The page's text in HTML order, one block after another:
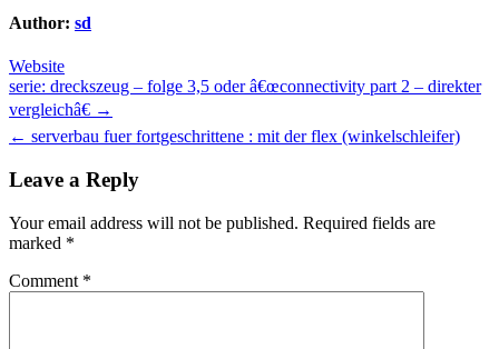
Author: sd
Website
Post
navigation
serie: dreckszeug – folge 3,5 oder â€œconnectivity part 2 – direkter
vergleichâ€ →
← serverbau fuer fortgeschrittene : mit der flex (winkelschleifer)
Leave a Reply
Your email address will not be published. Required fields are
marked *
Comment *